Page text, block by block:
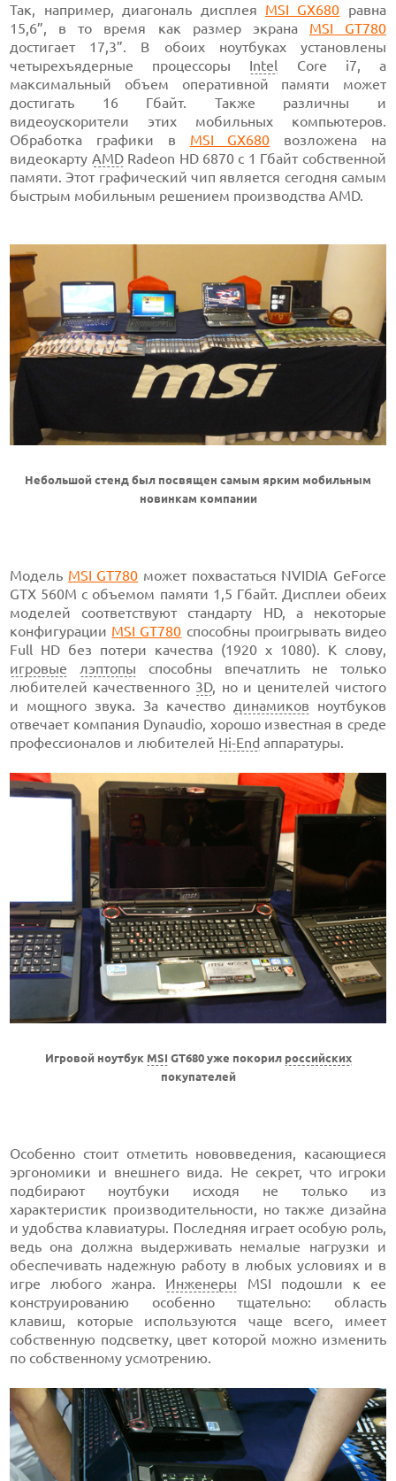
Так, например, диагональ дисплея MSI GX680 равна
15,6”, в то время как размер экрана MSI GT780
достигает 17,3”. В обоих ноутбуках установлены
четырехъядерные процессоры Intel Core i7, а
максимальный объем оперативной памяти может
достигать 16 Гбайт. Также различны и
видеоускорители этих мобильных компьютеров.
Обработка графики в MSI GX680 возложена на
видеокарту AMDRadeon HD 6870 с 1 Гбайт собственной
памяти. Этот графический чип является сегодня самым
быстрым мобильным решением производства AMD.
Небольшой стенд был посвящен самым ярким мобильным
новинкам компании
Модель MSI GT780 может похвастаться NVIDIA GeForce
GTX 560M с объемом памяти 1,5 Гбайт. Дисплеи обеих
моделей соответствуют стандарту HD, а некоторые
конфигурации MSI GT780 способны проигрывать видео
Full HD без потери качества (1920 x 1080). К слову,
игровые
лэптопы способны впечатлить не только
любителей качественного 3D, но и ценителей чистого
и мощного звука. За качество динамиков ноутбуков
отвечает компания Dynaudio, хорошо известная в среде
профессионалов и любителей Hi-End аппаратуры.
Игровой ноутбук MSI GT680 уже покорил российских
покупателей
Особенно стоит отметить нововведения, касающиеся
эргономики и внешнего вида. Не секрет, что игроки
подбирают ноутбуки исходя не только из
характеристик производительности, но также дизайна
и удобства клавиатуры. Последняя играет особую роль,
ведь она должна выдерживать немалые нагрузки и
обеспечивать надежную работу в любых условиях и в
игре любого жанра. Инженеры MSI подошли к ее
конструированию особенно тщательно: область
клавиш, которые используются чаще всего, имеет
собственную подсветку, цвет которой можно изменить
по собственному усмотрению.